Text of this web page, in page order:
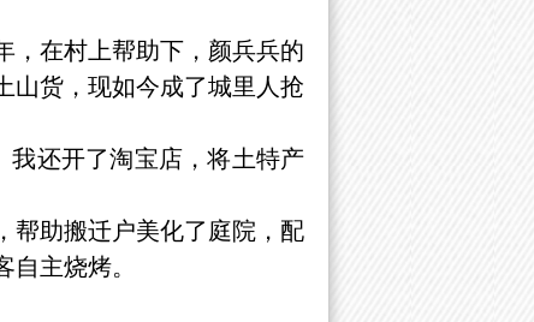
在村上帮助下，颜兵兵的
山货，现如今成了城里人抢
还开了淘宝店，将土特产
助搬迁户美化了庭院，配
主烧烤。